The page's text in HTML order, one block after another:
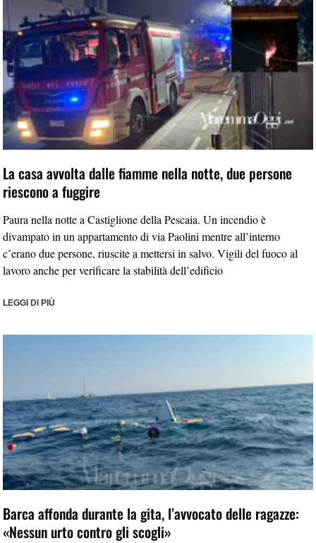
La casa avvolta dalle fiamme nella notte, due persone
riescono a fuggire
Paura nella notte a Castiglione della Pescaia. Un incendio è
divampato in un appartamento di via Paolini mentre all’interno
c’erano due persone, riuscite a mettersi in salvo. Vigili del fuoco al
lavoro anche per verificare la stabilità dell’edificio
LEGGI DI PIÙ
Barca affonda durante la gita, l’avvocato delle ragazze:
«Nessun urto contro gli scogli»